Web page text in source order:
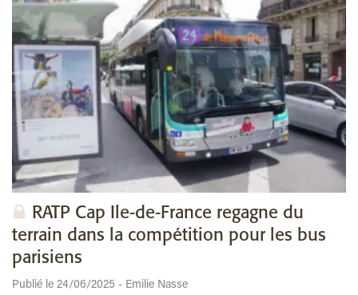
RATP Cap Ile-de-France regagne du
terrain dans la compétition pour les bus
parisiens
Publié le 24/06/2025 - Emilie Nasse